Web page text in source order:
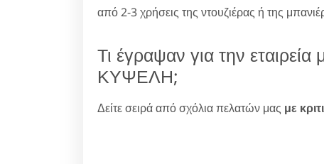
από 2-3 χρήσεις της ντουζιέρας ή της
Τι έγραψαν για την
ΚΥΨΕΛΗ;
Δείτε σειρά από σχόλια πελατών μας με